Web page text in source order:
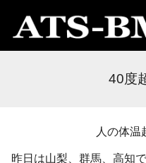
40度
人の体温
昨日は山梨、群馬、高知